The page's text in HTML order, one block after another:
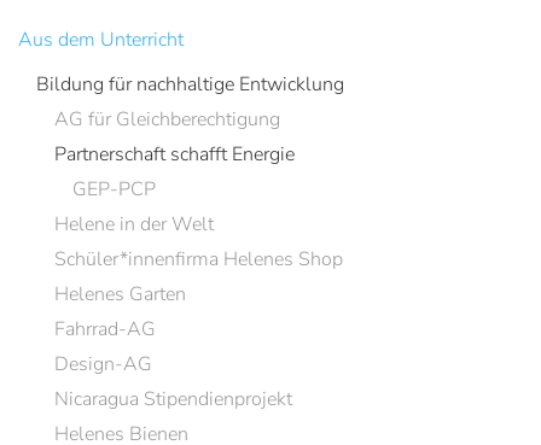
Aus dem Unterricht
Bildung für nachhaltige Entwicklung
AG für Gleichberechtigung
Partnerschaft schafft Energie
GEP-PCP
Helene in der Welt
Schüler*innenfirma Helenes Shop
Helenes Garten
Fahrrad-AG
Design-AG
Nicaragua Stipendienprojekt
Helenes Bienen